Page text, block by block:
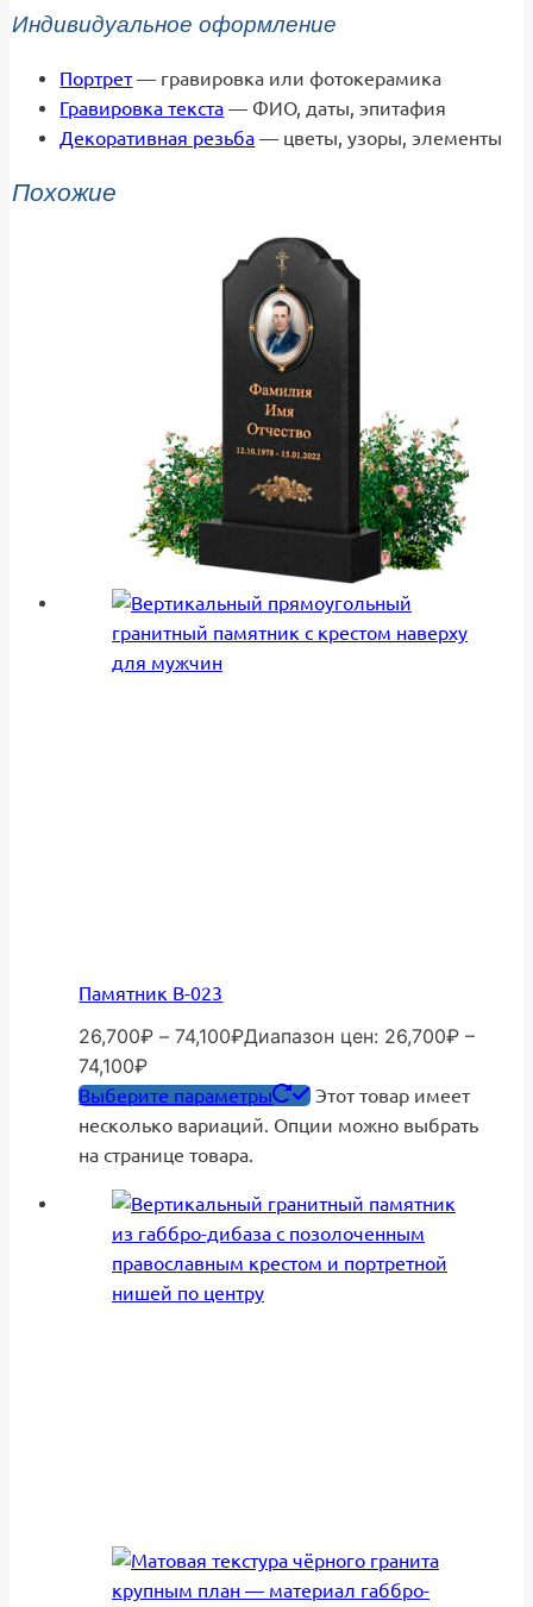
Индивидуальное оформление
Портрет— гравировка или фотокерамика
Гравировка текста — ФИО, даты, эпитафия
Декоративная резьба — цветы, узоры, элементы
Похожие
Памятник В-023
26,700₽ – 74,100₽Диапазон цен: 26,700₽ –
74,100₽
Выберите параметры
Этот товар имеет
несколько вариаций. Опции можно выбрать
на странице товара.